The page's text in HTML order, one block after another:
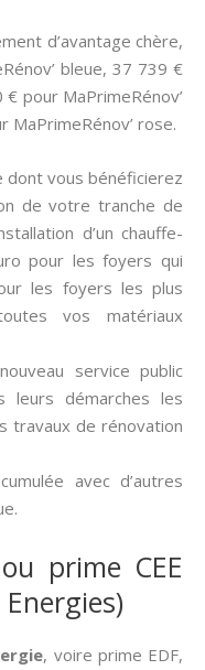
d’avantage chère,
bleue, 37 739 €
pour MaPrimeRénov’
rose.
dont vous bénéficierez
de votre tranche de
d’un chauffe-
pour les foyers qui
les foyers les plus
vos matériaux
service public
leurs démarches les
travaux de rénovation
avec d’autres
prime CEE
, voire prime EDF,